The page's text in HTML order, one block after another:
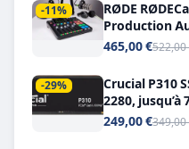
-11%
RØDE
Production
Double USB-C
465,00 €522,00
-29%
Crucial P310
2280, jusqu’à
249,00 €349,00